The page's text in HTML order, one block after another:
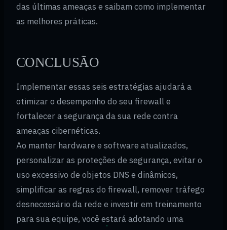
das últimas ameaças e saibam como implementar
as melhores práticas.
CONCLUSÃO
Implementar essas seis estratégias ajudará a
otimizar o desempenho do seu firewall e
fortalecer a segurança da sua rede contra
ameaças cibernéticas.
Ao manter hardware e software atualizados,
personalizar as proteções de segurança, evitar o
uso excessivo de objetos DNS e dinâmicos,
simplificar as regras do firewall, remover tráfego
desnecessário da rede e investir em treinamento
para sua equipe, você estará adotando uma